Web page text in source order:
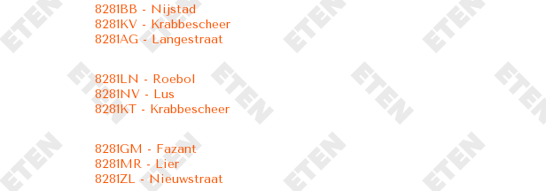
8281BB - Nijstad
8281KV - Krabbescheer
8281AG - Langestraat
8281LN - Roebol
8281NV - Lus
8281KT - Krabbescheer
8281GM - Fazant
8281MR - Lier
8281ZL - Nieuwstraat